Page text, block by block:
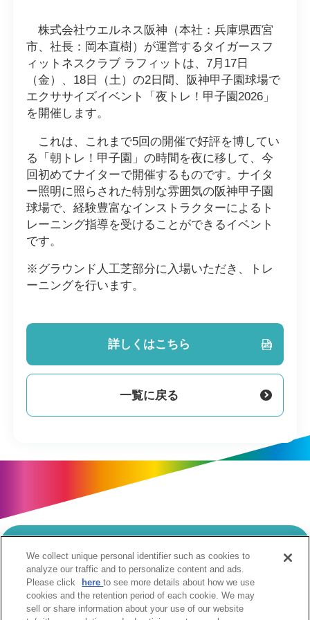
株式会社ウエルネス阪神（本社：兵庫県西宮
市、社長：岡本直樹）が運営するタイガースフ
ィットネスクラブ ラフィットは、7月17日
（金）、18日（土）の2日間、阪神甲子園球場で
エクササイズイベント「夜トレ！甲子園2026」
を開催します。
これは、これまで5回の開催で好評を博してい
る「朝トレ！甲子園」の時間を夜に移して、今
回初めてナイターで開催するものです。ナイタ
ー照明に照らされた特別な雰囲気の阪神甲子園
球場で、経験豊富なインストラクターによるト
レーニング指導を受けることができるイベント
です。
※グラウンド人工芝部分に入場いただき、トレ
ーニングを行います。
詳しくはこちら
一覧に戻る
当サイトのご利用にあたって
個人情報の取扱いについて
Cookie設定について
ソーシャルメディア利用規約
We collect unique personal identifier such as cookies to
analyze our traffic and to personalize content and ads.
Please click
hereto see more details about how we use
cookies and the retention period of each cookie. We may
sell or share information about your use of our website